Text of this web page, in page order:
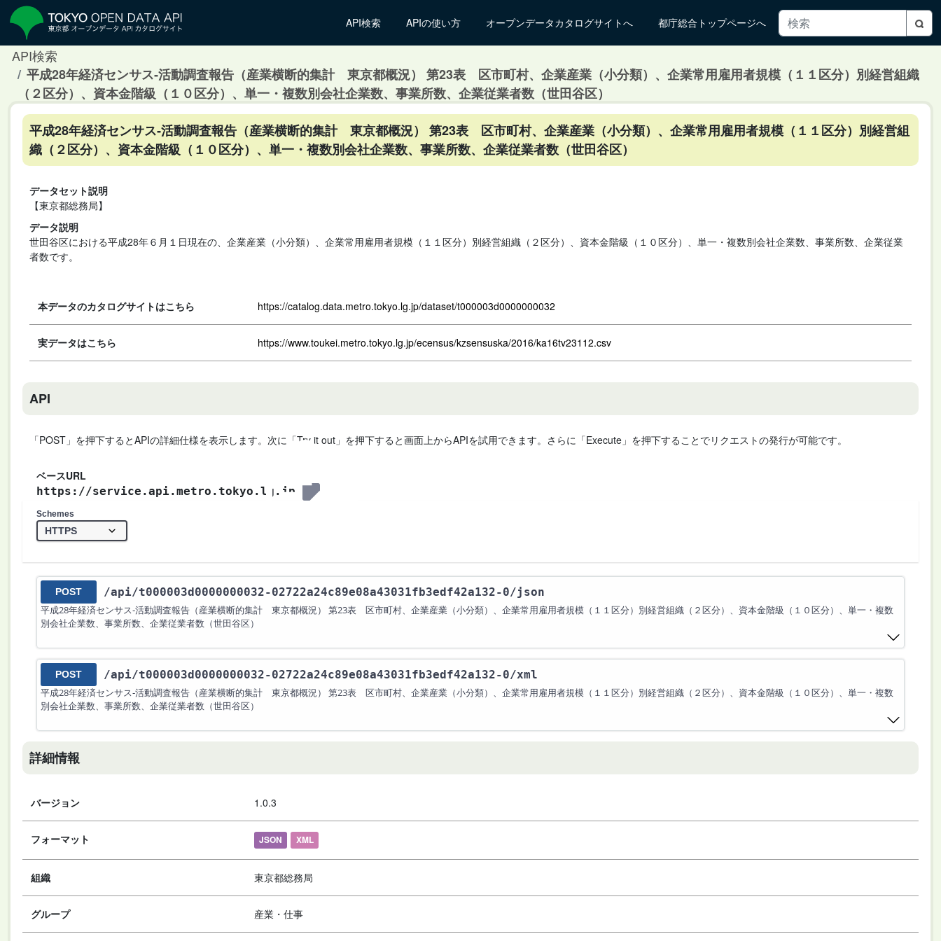
API検索 APIの使い方 オープンデータカタログサイトへ 都庁総合トップページへ
API検索
平成28年経済センサス‐活動調査報告（産業横断的集計 東京都概況） 第23表 区市町村、企業産業（小分類）、企業常用雇用者規模（１１区分）別経営組織
（２区分）、資本金階級（１０区分）、単一・複数別会社企業数、事業所数、企業従業者数（世田谷区）
平成28年経済センサス‐活動調査報告（産業横断的集計 東京都概況） 第23表 区市町村、企業産業（小分類）、企業常用雇用者規模（１１区分）別経営組
織（２区分）、資本金階級（１０区分）、単一・複数別会社企業数、事業所数、企業従業者数（世田谷区）
データセット説明
【東京都総務局】
データ説明
世田谷区における平成28年６月１日現在の、企業産業（小分類）、企業常用雇用者規模（１１区分）別経営組織（２区分）、資本金階級（１０区分）、単一・複数別会社企業数、事業所数、企業従業
者数です。
本データのカタログサイトはこちら https://catalog.data.metro.tokyo.lg.jp/dataset/t000003d0000000032
実データはこちら https://www.toukei.metro.tokyo.lg.jp/ecensus/kzsensuska/2016/ka16tv23112.csv
API
「POST」を押下するとAPIの詳細仕様を表示します。次に「Try it out」を押下すると画面上からAPIを試用できます。さらに「Execute」を押下することでリクエストの発行が可能です。
ベースURL
https://service.api.metro.tokyo.lg.jp
Schemes
POST /api/t000003d0000000032-02722a24c89e08a43031fb3edf42a132-0/json
平成28年経済センサス‐活動調査報告（産業横断的集計 東京都概況） 第23表 区市町村、企業産業（小分類）、企業常用雇用者規模（１１区分）別経営組織（２区分）、資本金階級（１０区分）、単一・複数
別会社企業数、事業所数、企業従業者数（世田谷区）
POST /api/t000003d0000000032-02722a24c89e08a43031fb3edf42a132-0/xml
平成28年経済センサス‐活動調査報告（産業横断的集計 東京都概況） 第23表 区市町村、企業産業（小分類）、企業常用雇用者規模（１１区分）別経営組織（２区分）、資本金階級（１０区分）、単一・複数
別会社企業数、事業所数、企業従業者数（世田谷区）
詳細情報
バージョン 1.0.3
フォーマット JSON XML
組織 東京都総務局
グループ 産業・仕事